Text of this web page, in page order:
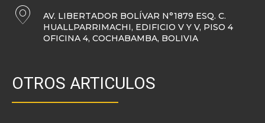
AV. LIBERTADOR BOLÍVAR N°1879 ESQ. C.
HUALLPARRIMACHI, EDIFICIO V Y V, PISO 4
OFICINA 4, COCHABAMBA, BOLIVIA
OTROS ARTICULOS